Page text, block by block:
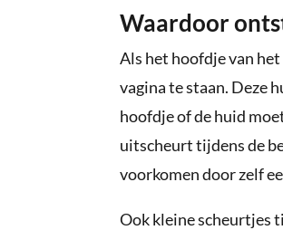
Waardoor
Als het hoofdje van
vagina te staan. Deze
hoofdje of de huid
uitscheurt tijdens de
voorkomen door zelf
Ook kleine scheurtjes